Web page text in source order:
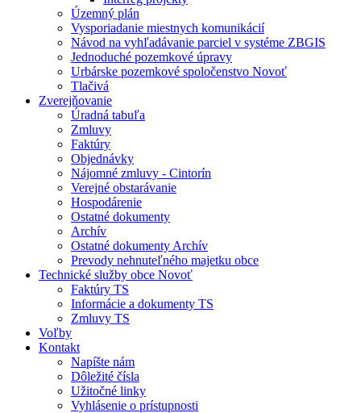
Územný plán
Vysporiadanie miestnych komunikácií
Návod na vyhľadávanie parciel v systéme ZBGIS
Jednoduché pozemkové úpravy
Urbárske pozemkové spoločenstvo Novoť
Tlačivá
Zverejňovanie
Úradná tabuľa
Zmluvy
Faktúry
Objednávky
Nájomné zmluvy - Cintorín
Verejné obstarávanie
Hospodárenie
Ostatné dokumenty
Archív
Ostatné dokumenty Archív
Prevody nehnuteľného majetku obce
Technické služby obce Novoť
Faktúry TS
Informácie a dokumenty TS
Zmluvy TS
Voľby
Kontakt
Napíšte nám
Dôležité čísla
Užitočné linky
Vyhlásenie o prístupnosti